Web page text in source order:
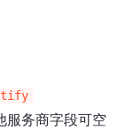
服务商字段可空